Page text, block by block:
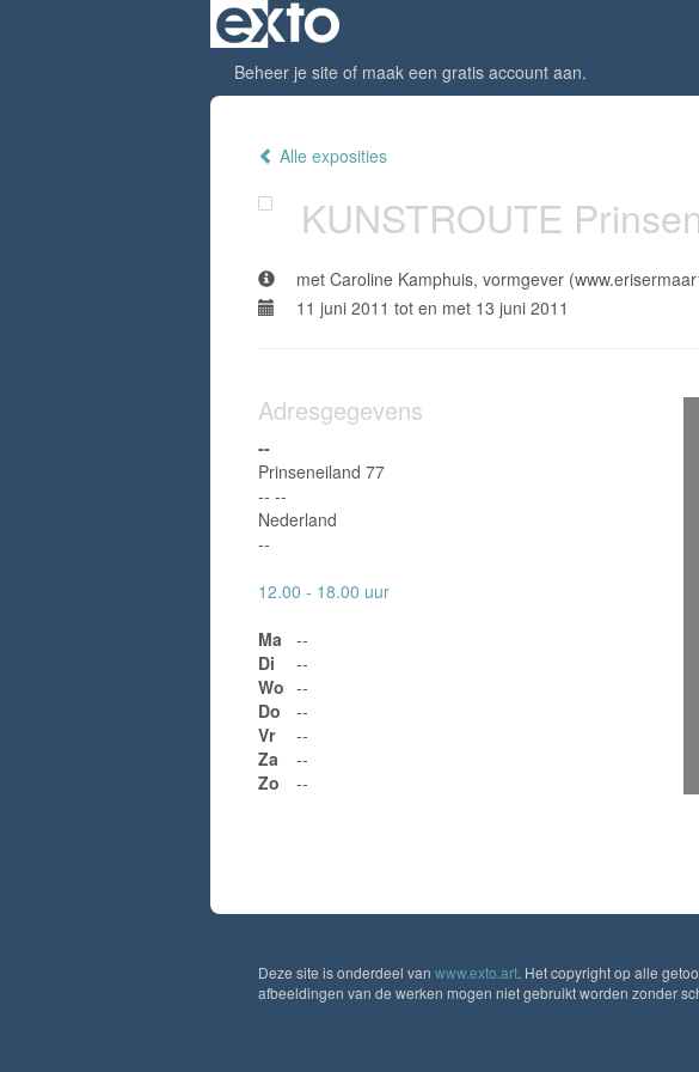
Beheer je site of maak een gratis account aan.
Alle exposities
KUNSTROUTE
met Caroline Kamphuis, vormgever
11 juni 2011 tot en met 13 juni 2011
Adresgegevens
--
Prinseneiland 77
-- --
Nederland
--
12.00 - 18.00 uur
Ma --
Di
--
Wo --
Do
--
Vr
--
Za
--
Zo
--
Deze site is onderdeel van www.exto.art. Het copyright op alle
afbeeldingen van de werken mogen niet gebruikt worden zonder